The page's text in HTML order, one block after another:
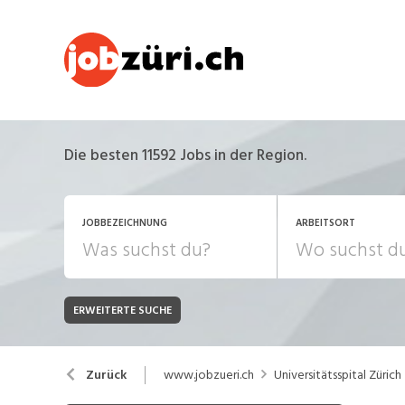
Die besten 11592 Jobs in der Region.
JOBBEZEICHNUNG ARBEITSORT
JOB-TYP
Festanstellung
Bank, Versicherung
Chemie, Pharma, Biotechnologie
ERWEITERTE SUCHE
Zurück www.jobzueri.ch Universitätsspital Zürich